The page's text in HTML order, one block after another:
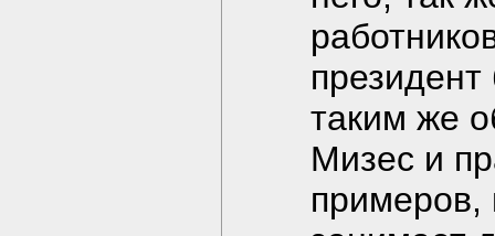
президент
таким же
Мизес и
примеров,